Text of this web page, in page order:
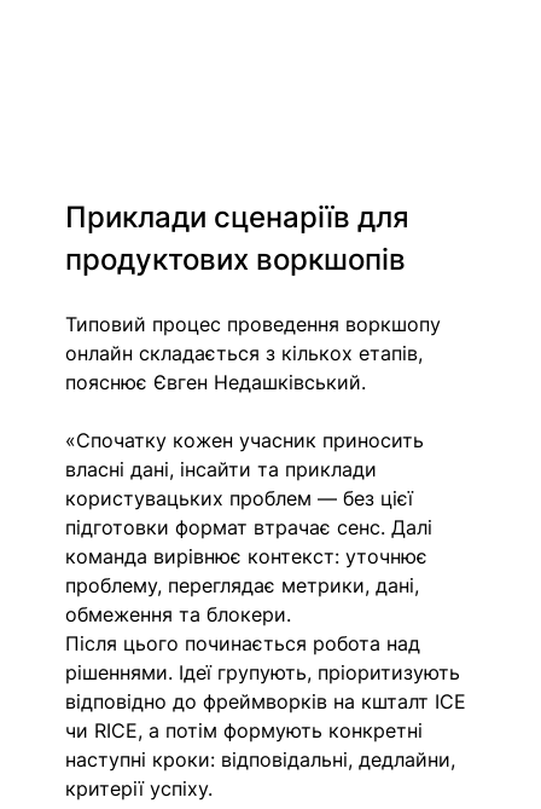
Приклади сценаріїв для
продуктових воркшопів
Типовий процес проведення воркшопу
онлайн складається з кількох етапів,
пояснює Євген Недашківський.
«Спочатку кожен учасник приносить
власні дані, інсайти та приклади
користувацьких проблем — без цієї
підготовки формат втрачає сенс. Далі
команда вирівнює контекст: уточнює
проблему, переглядає метрики, дані,
обмеження та блокери.
Після цього починається робота над
рішеннями. Ідеї групують, пріоритизують
відповідно до фреймворків на кшталт ICE
чи RICE, а потім формують конкретні
наступні кроки: відповідальні, дедлайни,
критерії успіху.